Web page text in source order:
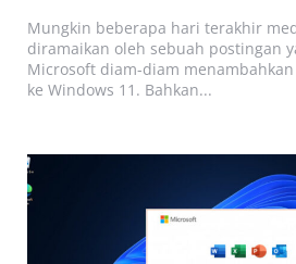
Mungkin beberapa hari terakhir
diramaikan oleh sebuah postingan
Microsoft diam-diam
ke Windows 11. Bahkan...